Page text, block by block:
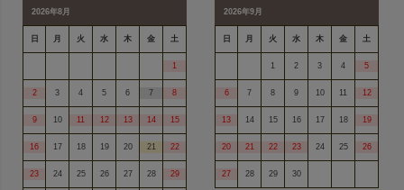
2026年8月
日 月 火 水 木 金 土
1
2 3 4 5 6 7 8
9 10 11 12 13 14 15
16 17 18 19 20 21 22
23 24 25 26 27 28 29
2026年9月
日 月 火 水 木 金 土
1 2 3 4 5
6 7 8 9 10 11 12
13 14 15 16 17 18 19
20 21 22 23 24 25 26
27 28 29 30